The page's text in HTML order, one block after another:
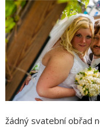
žádný svatební obřad